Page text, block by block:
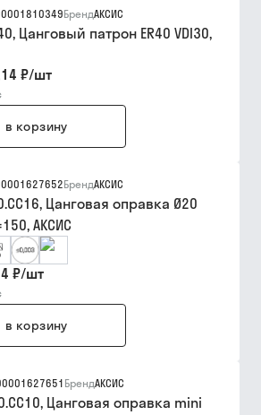
БрендАКСИС
Цанговый патрон ER40 VDI30,
₽/шт
в корзину
БрендАКСИС
Цанговая оправка Ø20
АКСИС
₽/шт
в корзину
БрендАКСИС
Цанговая оправка mini